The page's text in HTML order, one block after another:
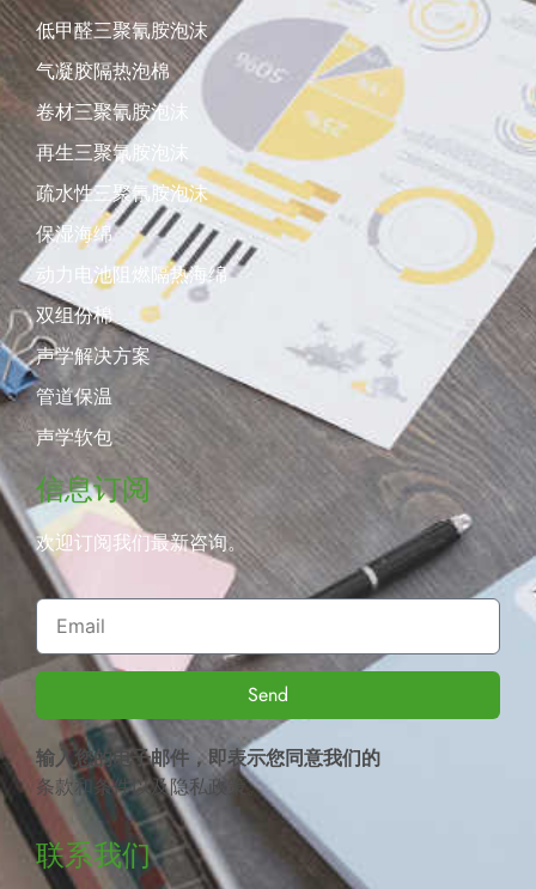
低甲醛三聚氰胺泡沫
气凝胶隔热泡棉
卷材三聚氰胺泡沫
再生三聚氰胺泡沫
疏水性三聚氰胺泡沫
保湿海绵
动力电池阻燃隔热海绵
双组份棉
声学解决方案
管道保温
声学软包
信息订阅
欢迎订阅我们最新咨询。
Send
输入您的电子邮件，即表示您同意我们的
条款和条件以及隐私政策。
联系我们